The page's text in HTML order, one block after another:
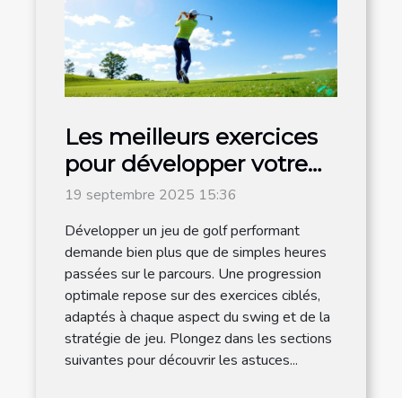
Les meilleurs exercices
pour développer votre
jeu de golf
19 septembre 2025 15:36
Développer un jeu de golf performant
demande bien plus que de simples heures
passées sur le parcours. Une progression
optimale repose sur des exercices ciblés,
adaptés à chaque aspect du swing et de la
stratégie de jeu. Plongez dans les sections
suivantes pour découvrir les astuces...